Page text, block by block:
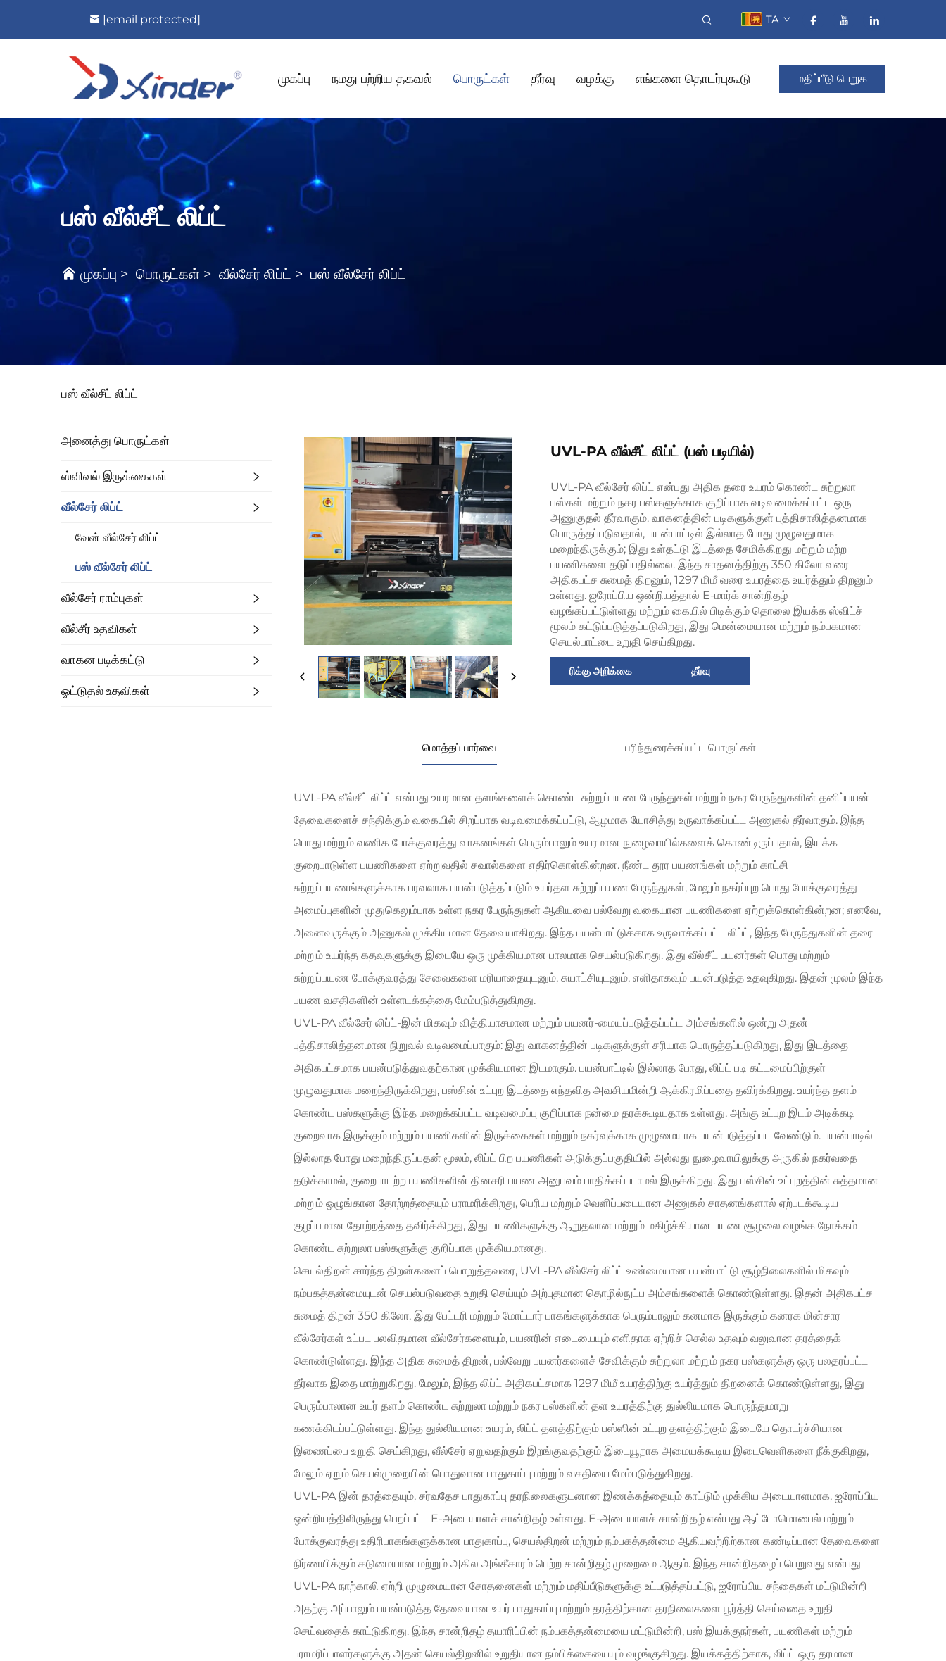
[email protected] TA
முகப்பு நமது பற்றிய தகவல் பொருட்கள் தீர்வு வழக்கு எங்களை தொடர்புகூடு மதிப்பீடு பெறுக
பஸ் வீல்சீட் லிப்ட்
முகப்பு > பொருட்கள் > வீல்சேர் லிப்ட் > பஸ் வீல்சேர் லிப்ட்
பஸ் வீல்சீட் லிப்ட்
அனைத்து பொருட்கள்
ஸ்விவல் இருக்கைகள்
வீல்சேர் லிப்ட்
வேன் வீல்சேர் லிப்ட்
பஸ் வீல்சேர் லிப்ட்
வீல்சேர் ராம்புகள்
வீல்சீர் உதவிகள்
வாகன படிக்கட்டு
ஓட்டுதல் உதவிகள்
UVL-PA வீல்சீட் லிப்ட் (பஸ் படியில்)
UVL-PA வீல்சேர் லிப்ட் என்பது அதிக தரை உயரம் கொண்ட சுற்றுலா
பஸ்கள் மற்றும் நகர பஸ்களுக்காக குறிப்பாக வடிவமைக்கப்பட்ட ஒரு
அணுகுதல் தீர்வாகும். வாகனத்தின் படிகளுக்குள் புத்திசாலித்தனமாக
பொருத்தப்படுவதால், பயன்பாட்டில் இல்லாத போது முழுவதுமாக
மறைந்திருக்கும்; இது உள்தட்டு இடத்தை சேமிக்கிறது மற்றும் மற்ற
பயணிகளை தடுப்பதில்லை. இந்த சாதனத்திற்கு 350 கிலோ வரை
அதிகபட்ச சுமைத் திறனும், 1297 மிமீ வரை உயரத்தை உயர்த்தும் திறனும்
உள்ளது. ஐரோப்பிய ஒன்றியத்தால் E-மார்க் சான்றிதழ்
வழங்கப்பட்டுள்ளது மற்றும் கையில் பிடிக்கும் தொலை இயக்க ஸ்விட்ச்
மூலம் கட்டுப்படுத்தப்படுகிறது, இது மென்மையான மற்றும் நம்பகமான
செயல்பாட்டை உறுதி செய்கிறது.
ரிக்கு அறிக்கை தீர்வு
மொத்தப் பார்வை பரிந்துரைக்கப்பட்ட பொருட்கள்
UVL-PA வீல்சீட் லிப்ட் என்பது உயரமான தளங்களைக் கொண்ட சுற்றுப்பயண பேருந்துகள் மற்றும் நகர பேருந்துகளின் தனிப்பயன்
தேவைகளைச் சந்திக்கும் வகையில் சிறப்பாக வடிவமைக்கப்பட்டு, ஆழமாக யோசித்து உருவாக்கப்பட்ட அணுகல் தீர்வாகும். இந்த
பொது மற்றும் வணிக போக்குவரத்து வாகனங்கள் பெரும்பாலும் உயரமான நுழைவாயில்களைக் கொண்டிருப்பதால், இயக்க
குறைபாடுள்ள பயணிகளை ஏற்றுவதில் சவால்களை எதிர்கொள்கின்றன. நீண்ட தூர பயணங்கள் மற்றும் காட்சி
சுற்றுப்பயணங்களுக்காக பரவலாக பயன்படுத்தப்படும் உயர்தள சுற்றுப்பயண பேருந்துகள், மேலும் நகர்ப்புற பொது போக்குவரத்து
அமைப்புகளின் முதுகெலும்பாக உள்ள நகர பேருந்துகள் ஆகியவை பல்வேறு வகையான பயணிகளை ஏற்றுக்கொள்கின்றன; எனவே,
அனைவருக்கும் அணுகல் முக்கியமான தேவையாகிறது. இந்த பயன்பாட்டுக்காக உருவாக்கப்பட்ட லிப்ட், இந்த பேருந்துகளின் தரை
மற்றும் உயர்ந்த கதவுகளுக்கு இடையே ஒரு முக்கியமான பாலமாக செயல்படுகிறது. இது வீல்சீட் பயனர்கள் பொது மற்றும்
சுற்றுப்பயண போக்குவரத்து சேவைகளை மரியாதையுடனும், சுயாட்சியுடனும், எளிதாகவும் பயன்படுத்த உதவுகிறது. இதன் மூலம் இந்த
பயண வசதிகளின் உள்ளடக்கத்தை மேம்படுத்துகிறது.
UVL-PA வீல்சேர் லிப்ட்-இன் மிகவும் வித்தியாசமான மற்றும் பயனர்-மையப்படுத்தப்பட்ட அம்சங்களில் ஒன்று அதன்
புத்திசாலித்தனமான நிறுவல் வடிவமைப்பாகும்: இது வாகனத்தின் படிகளுக்குள் சரியாக பொருத்தப்படுகிறது, இது இடத்தை
அதிகபட்சமாக பயன்படுத்துவதற்கான முக்கியமான இடமாகும். பயன்பாட்டில் இல்லாத போது, லிப்ட் படி கட்டமைப்பிற்குள்
முழுவதுமாக மறைந்திருக்கிறது, பஸ்சின் உட்புற இடத்தை எந்தவித அவசியமின்றி ஆக்கிரமிப்பதை தவிர்க்கிறது. உயர்ந்த தளம்
கொண்ட பஸ்களுக்கு இந்த மறைக்கப்பட்ட வடிவமைப்பு குறிப்பாக நன்மை தரக்கூடியதாக உள்ளது, அங்கு உட்புற இடம் அடிக்கடி
குறைவாக இருக்கும் மற்றும் பயணிகளின் இருக்கைகள் மற்றும் நகர்வுக்காக முழுமையாக பயன்படுத்தப்பட வேண்டும். பயன்பாடில்
இல்லாத போது மறைந்திருப்பதன் மூலம், லிப்ட் பிற பயணிகள் அடுக்குப்பகுதியில் அல்லது நுழைவாயிலுக்கு அருகில் நகர்வதை
தடுக்காமல், குறைபாடற்ற பயணிகளின் தினசரி பயண அனுபவம் பாதிக்கப்படாமல் இருக்கிறது. இது பஸ்சின் உட்புறத்தின் சுத்தமான
மற்றும் ஒழுங்கான தோற்றத்தையும் பராமரிக்கிறது, பெரிய மற்றும் வெளிப்படையான அணுகல் சாதனங்களால் ஏற்படக்கூடிய
குழப்பமான தோற்றத்தை தவிர்க்கிறது, இது பயணிகளுக்கு ஆறுதலான மற்றும் மகிழ்ச்சியான பயண சூழலை வழங்க நோக்கம்
கொண்ட சுற்றுலா பஸ்களுக்கு குறிப்பாக முக்கியமானது.
செயல்திறன் சார்ந்த திறன்களைப் பொறுத்தவரை, UVL-PA வீல்சேர் லிப்ட் உண்மையான பயன்பாட்டு சூழ்நிலைகளில் மிகவும்
நம்பகத்தன்மையுடன் செயல்படுவதை உறுதி செய்யும் அற்புதமான தொழில்நுட்ப அம்சங்களைக் கொண்டுள்ளது. இதன் அதிகபட்ச
சுமைத் திறன் 350 கிலோ, இது பேட்டரி மற்றும் மோட்டார் பாகங்களுக்காக பெரும்பாலும் கனமாக இருக்கும் கனரக மின்சார
வீல்சேர்கள் உட்பட பலவிதமான வீல்சேர்களையும், பயனரின் எடையையும் எளிதாக ஏற்றிச் செல்ல உதவும் வலுவான தரத்தைக்
கொண்டுள்ளது. இந்த அதிக சுமைத் திறன், பல்வேறு பயனர்களைச் சேவிக்கும் சுற்றுலா மற்றும் நகர பஸ்களுக்கு ஒரு பலதரப்பட்ட
தீர்வாக இதை மாற்றுகிறது. மேலும், இந்த லிப்ட் அதிகபட்சமாக 1297 மிமீ உயரத்திற்கு உயர்த்தும் திறனைக் கொண்டுள்ளது, இது
பெரும்பாலான உயர் தளம் கொண்ட சுற்றுலா மற்றும் நகர பஸ்களின் தள உயரத்திற்கு துல்லியமாக பொருந்துமாறு
கணக்கிடப்பட்டுள்ளது. இந்த துல்லியமான உயரம், லிப்ட் தளத்திற்கும் பஸ்ஸின் உட்புற தளத்திற்கும் இடையே தொடர்ச்சியான
இணைப்பை உறுதி செய்கிறது, வீல்சேர் ஏறுவதற்கும் இறங்குவதற்கும் இடையூறாக அமையக்கூடிய இடைவெளிகளை நீக்குகிறது,
மேலும் ஏறும் செயல்முறையின் பொதுவான பாதுகாப்பு மற்றும் வசதியை மேம்படுத்துகிறது.
UVL-PA இன் தரத்தையும், சர்வதேச பாதுகாப்பு தரநிலைகளுடனான இணக்கத்தையும் காட்டும் முக்கிய அடையாளமாக, ஐரோப்பிய
ஒன்றியத்திலிருந்து பெறப்பட்ட E-அடையாளச் சான்றிதழ் உள்ளது. E-அடையாளச் சான்றிதழ் என்பது ஆட்டோமொபைல் மற்றும்
போக்குவரத்து உதிரிபாகங்களுக்கான பாதுகாப்பு, செயல்திறன் மற்றும் நம்பகத்தன்மை ஆகியவற்றிற்கான கண்டிப்பான தேவைகளை
நிர்ணயிக்கும் கடுமையான மற்றும் அகில அங்கீகாரம் பெற்ற சான்றிதழ் முறைமை ஆகும். இந்த சான்றிதழைப் பெறுவது என்பது
UVL-PA நாற்காலி ஏற்றி முழுமையான சோதனைகள் மற்றும் மதிப்பீடுகளுக்கு உட்படுத்தப்பட்டு, ஐரோப்பிய சந்தைகள் மட்டுமின்றி
அதற்கு அப்பாலும் பயன்படுத்த தேவையான உயர் பாதுகாப்பு மற்றும் தரத்திற்கான தரநிலைகளை பூர்த்தி செய்வதை உறுதி
செய்வதைக் காட்டுகிறது. இந்த சான்றிதழ் தயாரிப்பின் நம்பகத்தன்மையை மட்டுமின்றி, பஸ் இயக்குநர்கள், பயணிகள் மற்றும்
பராமரிப்பாளர்களுக்கு அதன் செயல்திறனில் உறுதியான நம்பிக்கையையும் வழங்குகிறது. இயக்கத்திற்காக, லிப்ட் ஒரு தரமான